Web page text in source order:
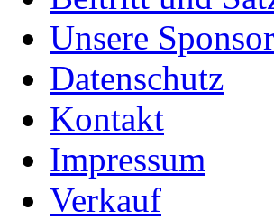
Unsere
Datenschutz
Kontakt
Impressum
Verkauf